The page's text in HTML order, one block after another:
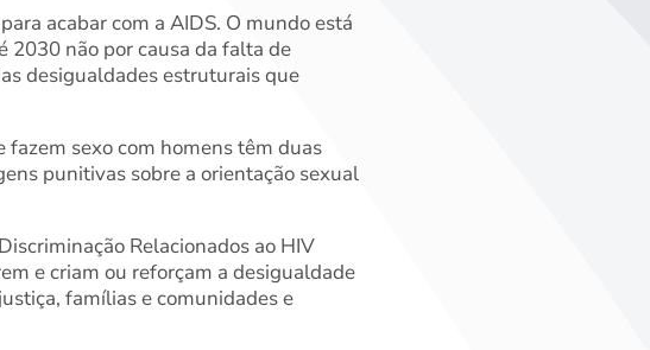
acabar com a AIDS. O mundo está
2030 não por causa da falta de
desigualdades estruturais que
sexo com homens têm duas
punitivas sobre a orientação sexual
Relacionados ao HIV
e criam ou reforçam a desigualdade
famílias e comunidades e